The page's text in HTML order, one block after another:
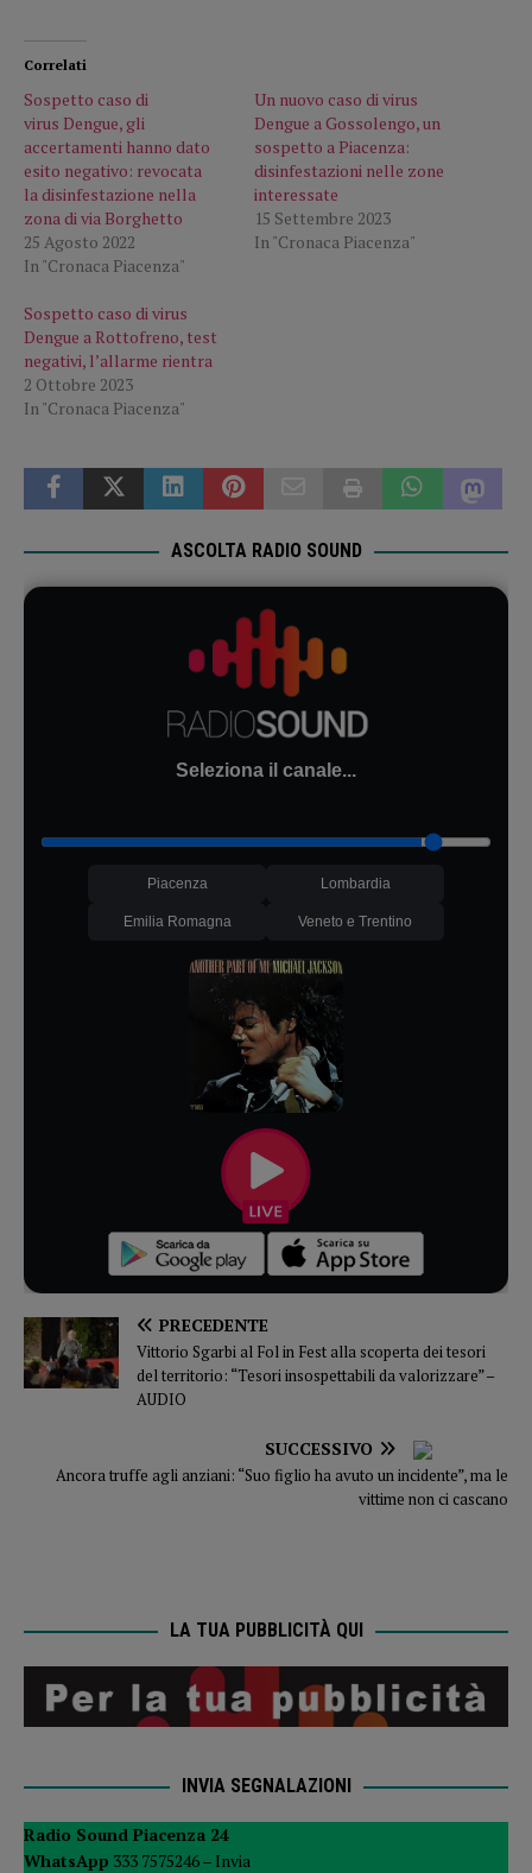
Correlati
Sospetto caso di
virus Dengue, gli
accertamenti hanno dato
esito negativo: revocata
la disinfestazione nella
zona di via Borghetto
25 Agosto 2022
In "Cronaca Piacenza"
Un nuovo caso di virus
Dengue a Gossolengo, un
sospetto a Piacenza:
disinfestazioni nelle zone
interessate
15 Settembre 2023
In "Cronaca Piacenza"
Sospetto caso di virus
Dengue a Rottofreno, test
negativi, l’allarme rientra
2 Ottobre 2023
In "Cronaca Piacenza"
ASCOLTA RADIO SOUND
Seleziona il canale...
Piacenza Lombardia
Emilia Romagna Veneto e Trentino
PRECEDENTE
Vittorio Sgarbi al Fol in Fest alla scoperta dei tesori
del territorio: “Tesori insospettabili da valorizzare” –
AUDIO
SUCCESSIVO
Ancora truffe agli anziani: “Suo figlio ha avuto un incidente”, ma le
vittime non ci cascano
LA TUA PUBBLICITÀ QUI
INVIA SEGNALAZIONI
Radio Sound Piacenza 24
WhatsApp 333 7575246 – Invia